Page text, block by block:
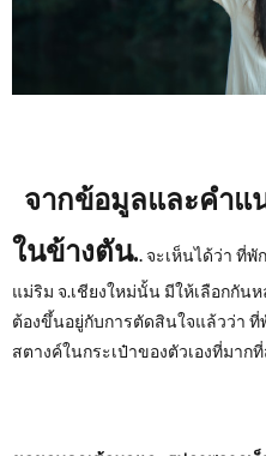
จากข้อมูลและคำแ
ในข้างตัน..จะเห็นได้ว่า ที่
แม่ริม จ.เชียงใหม่นั้น มีให้เลือกกัน
ต้องขึ้นอยู่กับการตัดสินใจแล้วว่า
สตางค์ในกระเป๋าของตัวเองที่มาก